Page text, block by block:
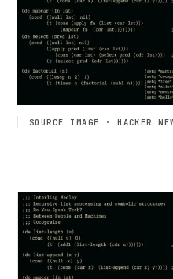
SOURCE IMAGE · HACKER